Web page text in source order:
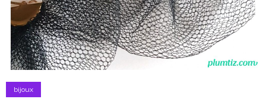
bijoux